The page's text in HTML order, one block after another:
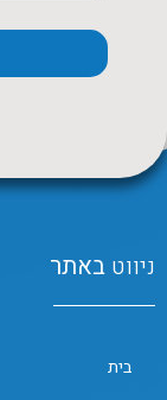
ניווט באתר
בית